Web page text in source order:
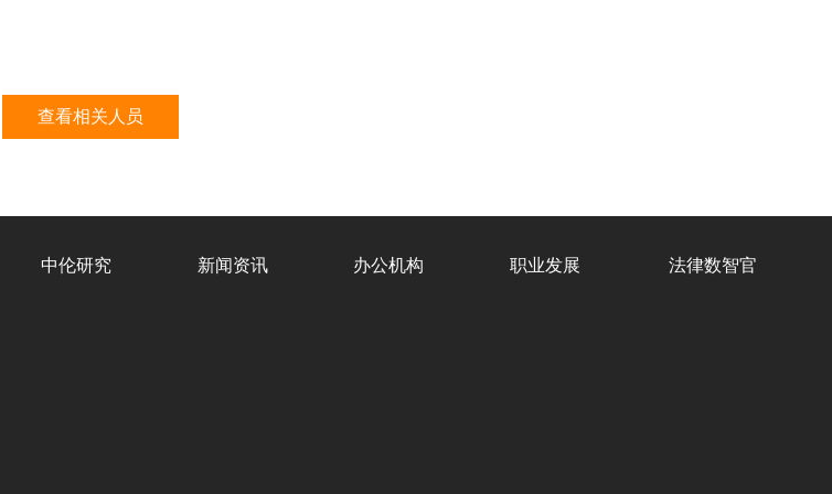
查看相关人员
中伦研究 新闻资讯 办公机构 职业发展 法律数智官